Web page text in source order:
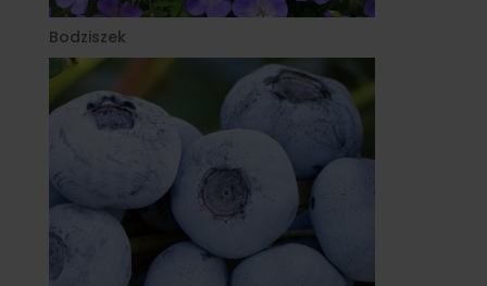
Bodziszek